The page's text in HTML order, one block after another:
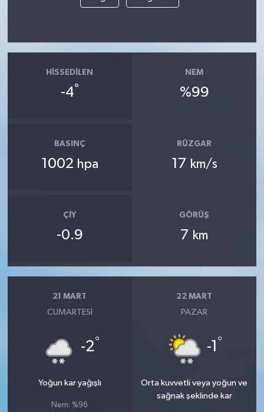
HISSEDILEN
-4°
NEM
%99
BASINÇ
1002 hpa
RÜZGAR
17 km/s
ÇIY
-0.9
GÖRÜŞ
7 km
21 MART
CUMARTESI
-2°
Yoğun kar yağışlı
Nem: %96
22 MART
PAZAR
-1 °
Orta kuvvetli veya yoğun ve
sağnak şeklinde kar